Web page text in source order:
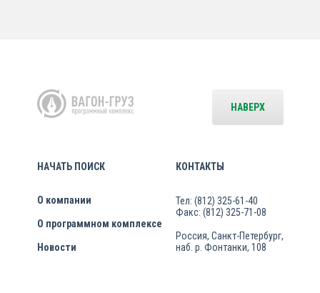
НАЧАТЬ ПОИСК
О компании
О программном комплексе
Новости
КОНТАКТЫ
Тел: (812) 325-61-40
Факс: (812) 325-71-08
Россия, Санкт-Петербург,
наб. р. Фонтанки, 108
НАВЕРХ